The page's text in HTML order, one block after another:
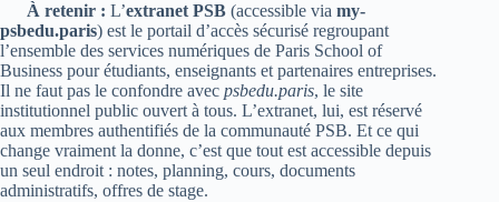
À retenir : L’extranet PSB (accessible via my-
psbedu.paris) est le portail d’accès sécurisé regroupant
l’ensemble des services numériques de Paris School of
Business pour étudiants, enseignants et partenaires entreprises.
Il ne faut pas le confondre avec psbedu.paris, le site
institutionnel public ouvert à tous. L’extranet, lui, est réservé
aux membres authentifiés de la communauté PSB. Et ce qui
change vraiment la donne, c’est que tout est accessible depuis
un seul endroit : notes, planning, cours, documents
administratifs, offres de stage.